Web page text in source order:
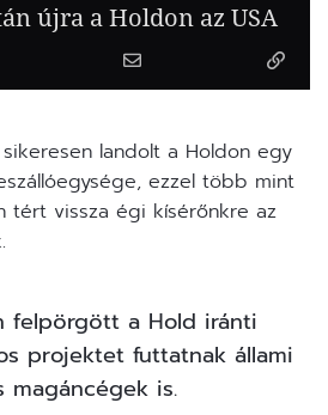
újra a Holdon az USA
landolt a Holdon egy
ezzel több mint
tért vissza égi kísérőnkre az
felpörgött a Hold iránti
projektet futtatnak állami
magáncégek is.